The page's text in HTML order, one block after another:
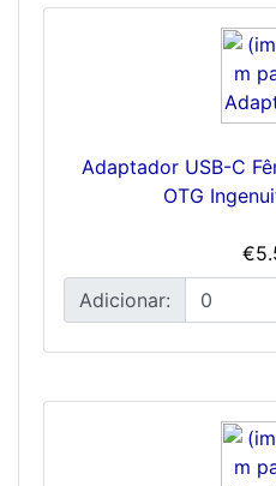
Adaptador USB-C
OTG
Adicionar: